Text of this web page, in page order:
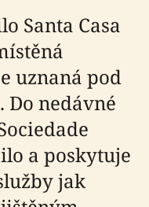
Santa Casa
uznaná pod
Do nedávné
a poskytuje
jak